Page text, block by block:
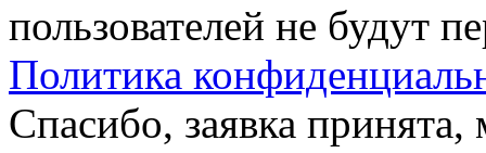
пользователей не будут
Политика
Спасибо, заявка